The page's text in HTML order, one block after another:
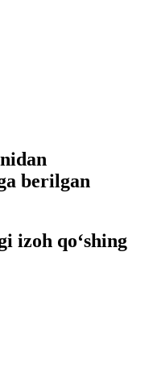
berilgan
izoh qo‘shing